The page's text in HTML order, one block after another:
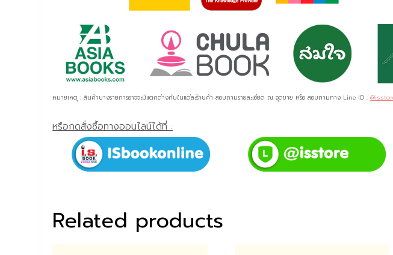
หมายเหตุ : สินค้าบางรายการอาจจะมีแตกต่างกันในแต่ละร้านค้า สอบถามรายละเอียด ณ จุดขาย หรือ สอบถามทาง Line ID :
หรือกดสั่งซื้อทางออนไลน์ได้ที่ :
Related products